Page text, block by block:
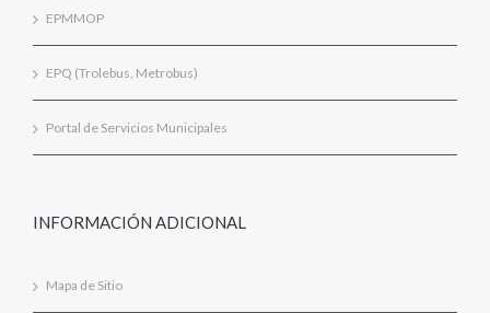
EPMMOP
EPQ (Trolebus, Metrobus)
Portal de Servicios Municipales
INFORMACIÓN ADICIONAL
Mapa de Sitio